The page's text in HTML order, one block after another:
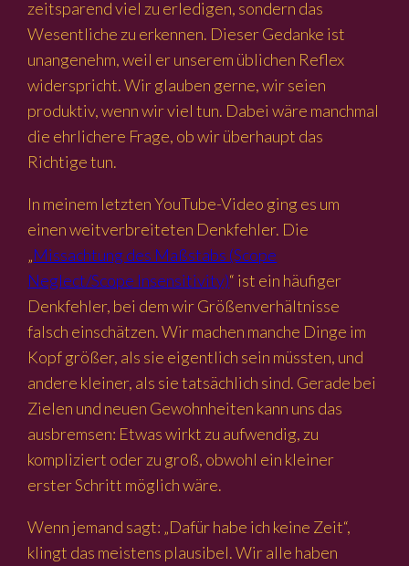
zeitsparend viel zu erledigen, sondern das
Wesentliche zu erkennen. Dieser Gedanke ist
unangenehm, weil er unserem üblichen Reflex
widerspricht. Wir glauben gerne, wir seien
produktiv, wenn wir viel tun. Dabei wäre manchmal
die ehrlichere Frage, ob wir überhaupt das
Richtige tun.
In meinem letzten YouTube-Video ging es um
einen weitverbreiteten Denkfehler. Die
„Missachtung des Maßstabs (Scope
Neglect/Scope Insensitivity)“ ist ein häufiger
Denkfehler, bei dem wir Größenverhältnisse
falsch einschätzen. Wir machen manche Dinge im
Kopf größer, als sie eigentlich sein müssten, und
andere kleiner, als sie tatsächlich sind. Gerade bei
Zielen und neuen Gewohnheiten kann uns das
ausbremsen: Etwas wirkt zu aufwendig, zu
kompliziert oder zu groß, obwohl ein kleiner
erster Schritt möglich wäre.
Wenn jemand sagt: „Dafür habe ich keine Zeit“,
klingt das meistens plausibel. Wir alle haben